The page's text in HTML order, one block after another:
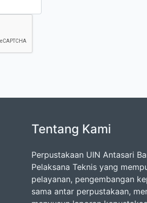
Tentang Kami
Perpustakaan UIN Antasari
Pelaksana Teknis yang
pelayanan, pengembangan
sama antar perpustakaan,